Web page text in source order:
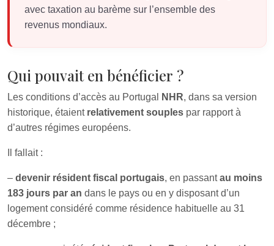
avec taxation au barème sur l’ensemble des
revenus mondiaux.
Qui pouvait en bénéficier ?
Les conditions d’accès au Portugal NHR, dans sa version
historique, étaient relativement souples par rapport à
d’autres régimes européens.
Il fallait :
– devenir résident fiscal portugais, en passantau moins
183 jours par an dans le pays ou en y disposant d’un
logement considéré comme résidence habituelle au 31
décembre ;